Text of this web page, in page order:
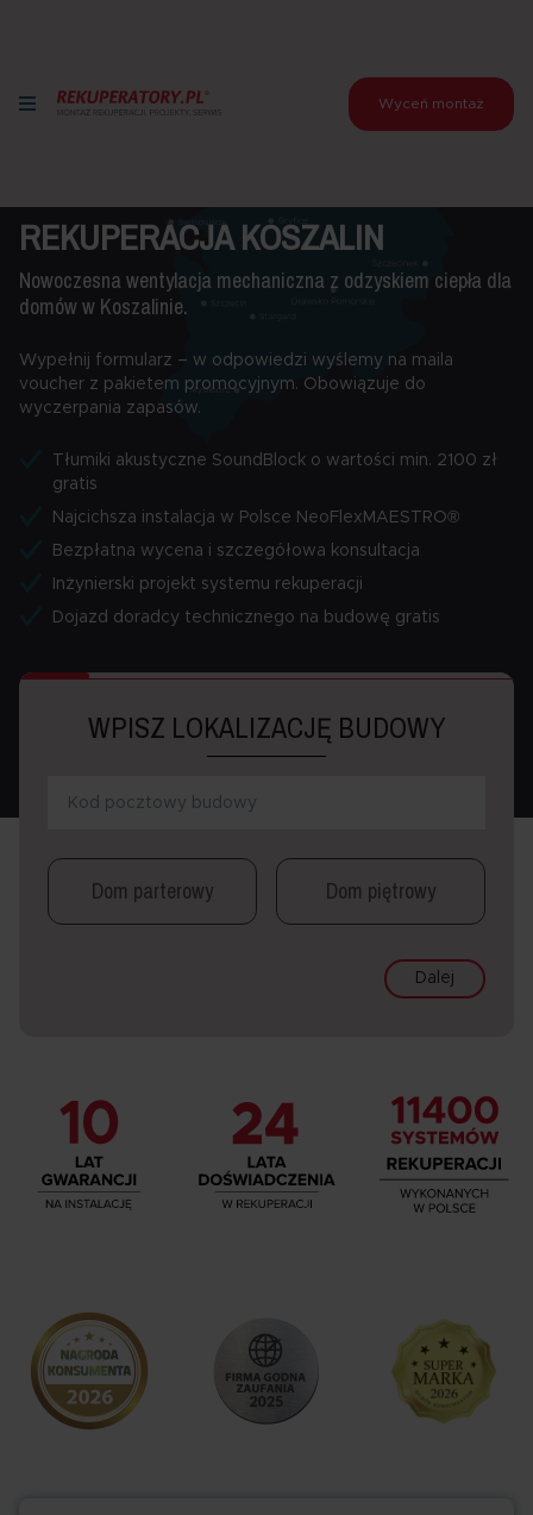
Wyceń montaż
REKUPERACJA KOSZALIN
Nowoczesna wentylacja mechaniczna z odzyskiem ciepła dla
domów w Koszalinie.
Wypełnij formularz – w odpowiedzi wyślemy na maila
voucher z pakietem promocyjnym. Obowiązuje do
wyczerpania zapasów.
Tłumiki akustyczne SoundBlock o wartości min. 2100 zł
gratis
Najcichsza instalacja w Polsce NeoFlexMAESTRO®
Bezpłatna wycena i szczegółowa konsultacja
Inżynierski projekt systemu rekuperacji
Dojazd doradcy technicznego na budowę gratis
WPISZ LOKALIZACJĘ BUDOWY
Dom parterowy Dom piętrowy
Dalej